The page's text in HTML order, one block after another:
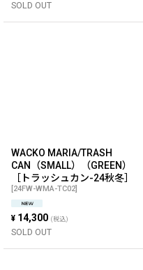
SOLD OUT
WACKO MARIA/TRASH
CAN（SMALL）（GREEN）
［トラッシュカン-24秋冬］
[24FW-WMA-TC02]
¥ 14,300 (税込)
SOLD OUT